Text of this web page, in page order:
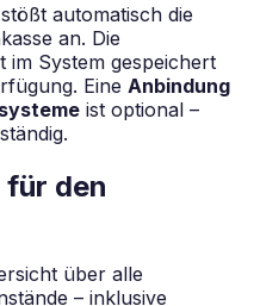
automatisch die
an. Die
im System gespeichert
Eine Anbindung
ist optional –
für den
über alle
– inklusive